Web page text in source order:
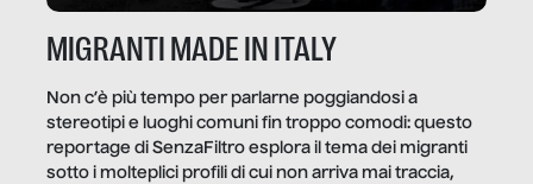
MIGRANTI MADE IN ITALY
Non c’è più tempo per parlarne poggiandosi a
stereotipi e luoghi comuni fin troppo comodi: questo
reportage di SenzaFiltro esplora il tema dei migranti
sotto i molteplici profili di cui non arriva mai traccia,